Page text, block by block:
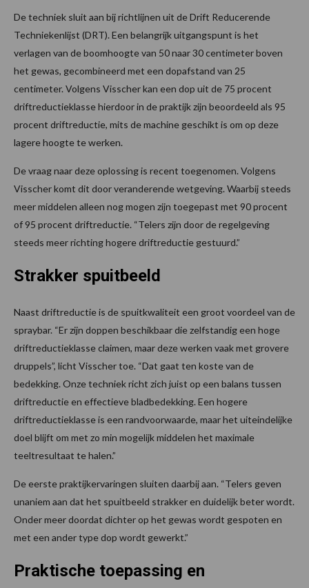
De techniek sluit aan bij richtlijnen uit de Drift Reducerende
Techniekenlijst (DRT). Een belangrijk uitgangspunt is het
verlagen van de boomhoogte van 50 naar 30 centimeter boven
het gewas, gecombineerd met een dopafstand van 25
centimeter. Volgens Visscher kan een dop uit de 75 procent
driftreductieklasse hierdoor in de praktijk zijn beoordeeld als 95
procent driftreductie, mits de machine geschikt is om op deze
lagere hoogte te werken.
De vraag naar deze oplossing is recent toegenomen. Volgens
Visscher komt dit door veranderende wetgeving. Waarbij steeds
meer middelen alleen nog mogen zijn toegepast met 90 procent
of 95 procent driftreductie. “Telers zijn door de regelgeving
steeds meer richting hogere driftreductie gestuurd.”
Strakker spuitbeeld
Naast driftreductie is de spuitkwaliteit een groot voordeel van de
spraybar. “Er zijn doppen beschikbaar die zelfstandig een hoge
driftreductieklasse claimen, maar deze werken vaak met grovere
druppels”, licht Visscher toe. “Dat gaat ten koste van de
bedekking. Onze techniek richt zich juist op een balans tussen
driftreductie en effectieve bladbedekking. Een hogere
driftreductieklasse is een randvoorwaarde, maar het uiteindelijke
doel blijft om met zo min mogelijk middelen het maximale
teeltresultaat te halen.”
De eerste praktijkervaringen sluiten daarbij aan. “Telers geven
unaniem aan dat het spuitbeeld strakker en duidelijk beter wordt.
Onder meer doordat dichter op het gewas wordt gespoten en
met een ander type dop wordt gewerkt.”
Praktische toepassing en